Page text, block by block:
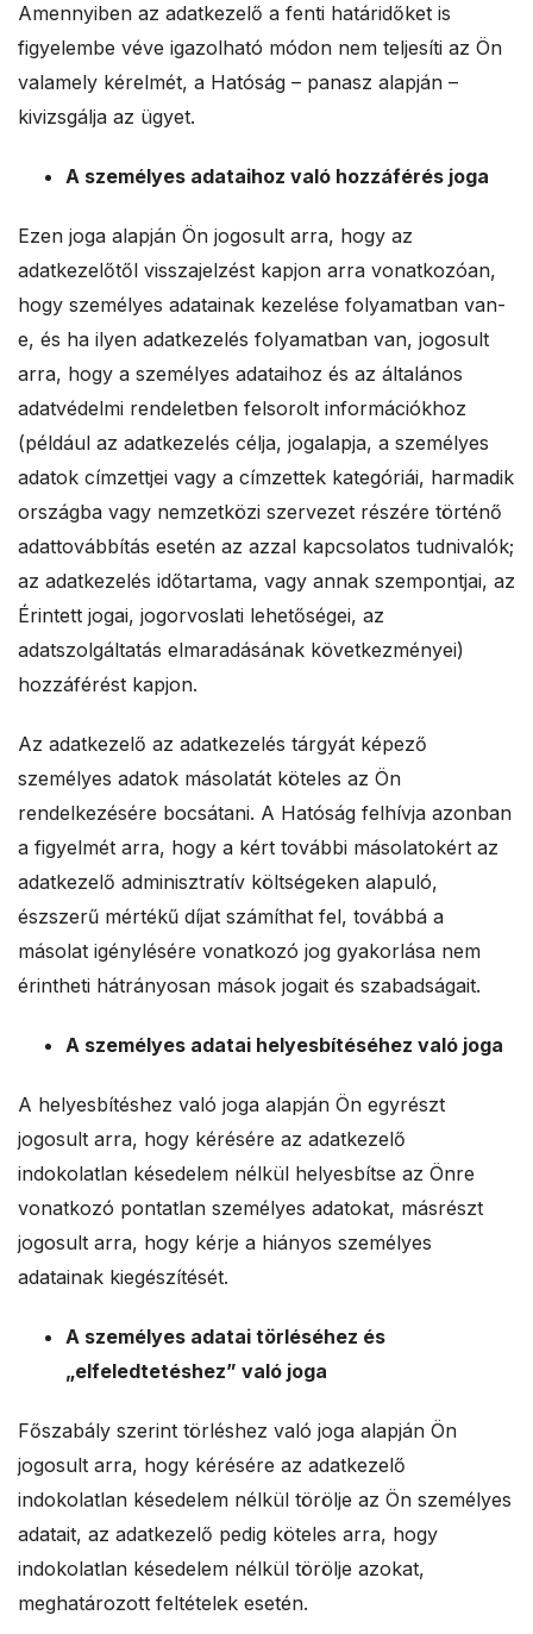
Amennyiben az adatkezelő a fenti határidőket is
figyelembe véve igazolható módon nem teljesíti az Ön
valamely kérelmét, a Hatóság – panasz alapján –
kivizsgálja az ügyet.
A személyes adataihoz való hozzáférés joga
Ezen joga alapján Ön jogosult arra, hogy az
adatkezelőtől visszajelzést kapjon arra vonatkozóan,
hogy személyes adatainak kezelése folyamatban van-
e, és ha ilyen adatkezelés folyamatban van, jogosult
arra, hogy a személyes adataihoz és az általános
adatvédelmi rendeletben felsorolt információkhoz
(például az adatkezelés célja, jogalapja, a személyes
adatok címzettjei vagy a címzettek kategóriái, harmadik
országba vagy nemzetközi szervezet részére történő
adattovábbítás esetén az azzal kapcsolatos tudnivalók;
az adatkezelés időtartama, vagy annak szempontjai, az
Érintett jogai, jogorvoslati lehetőségei, az
adatszolgáltatás elmaradásának következményei)
hozzáférést kapjon.
Az adatkezelő az adatkezelés tárgyát képező
személyes adatok másolatát köteles az Ön
rendelkezésére bocsátani. A Hatóság felhívja azonban
a figyelmét arra, hogy a kért további másolatokért az
adatkezelő adminisztratív költségeken alapuló,
észszerű mértékű díjat számíthat fel, továbbá a
másolat igénylésére vonatkozó jog gyakorlása nem
érintheti hátrányosan mások jogait és szabadságait.
A személyes adatai helyesbítéséhez való joga
A helyesbítéshez való joga alapján Ön egyrészt
jogosult arra, hogy kérésére az adatkezelő
indokolatlan késedelem nélkül helyesbítse az Önre
vonatkozó pontatlan személyes adatokat, másrészt
jogosult arra, hogy kérje a hiányos személyes
adatainak kiegészítését.
A személyes adatai törléséhez és
„elfeledtetéshez” való joga
Főszabály szerint törléshez való joga alapján Ön
jogosult arra, hogy kérésére az adatkezelő
indokolatlan késedelem nélkül törölje az Ön személyes
adatait, az adatkezelő pedig köteles arra, hogy
indokolatlan késedelem nélkül törölje azokat,
meghatározott feltételek esetén.